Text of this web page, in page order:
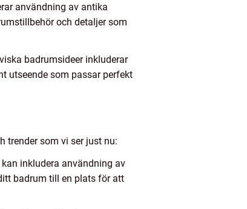
användning av antika
och detaljer som
badrumsideer inkluderar
utseende som passar perfekt
trender som vi ser just nu:
inkludera användning av
badrum till en plats för att